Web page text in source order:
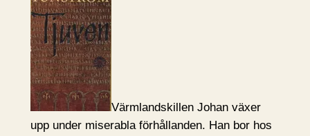
Värmlandskillen Johan växer
upp under miserabla förhållanden. Han bor hos